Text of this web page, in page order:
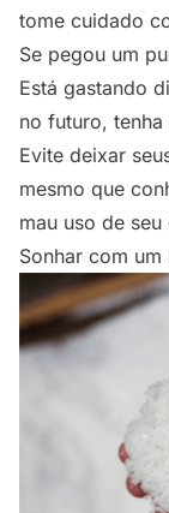
tome cuidado
Se pegou um
Está gastando
no futuro,
Evite deixar
mesmo que
mau uso de seu
Sonhar com